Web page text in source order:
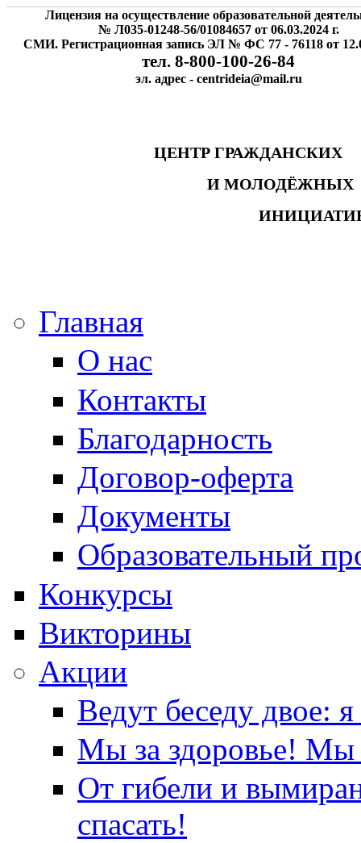
Лицензия на осуществление образовательной
№ Л035-01248-56/01084657 от 06.03.2024 г.
СМИ. Регистрационная запись ЭЛ № ФС 77 - 76118 от
тел. 8-800-100-26-84
эл. адрес - centrideia@mail.ru
ЦЕНТР
И
Главная
О нас
Контакты
Благодарность
Договор-оферта
Документы
Образовательный
Конкурсы
Викторины
Акции
Ведут беседу двое:
Мы за здоровье! Мы
От гибели и
спасать!